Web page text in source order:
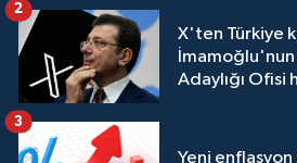
X'ten Türkiye
İmamoğlu'nun
Adaylığı Ofisi
2
Yeni enflasyon
3